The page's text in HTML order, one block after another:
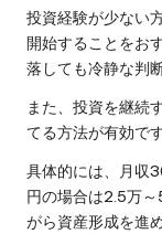
投資経験が少ない
開始することをお
落しても冷静な判
また、投資を継続
てる方法が有効です
具体的には、月収
円の場合は2.5万
がら資産形成を進